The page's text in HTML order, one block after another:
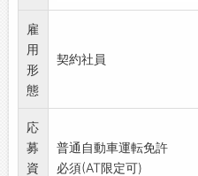
(配達範囲や件数は担当
雇
用
形
態
契約社員
応
募
資
普通自動車運転免許
必須(AT限定可)